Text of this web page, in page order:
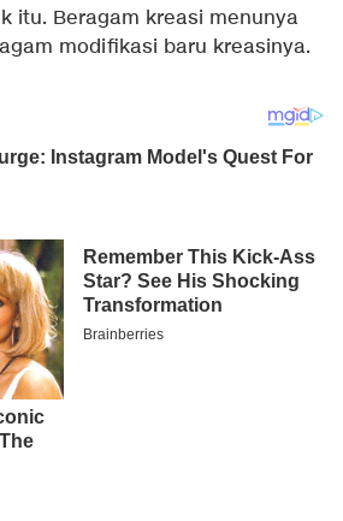
itu. Beragam kreasi menunya
modifikasi baru kreasinya.